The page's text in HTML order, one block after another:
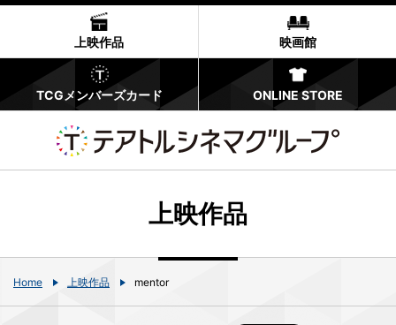
上映作品 映画館
TCGメンバーズカード ONLINE STORE
上映作品
Home 上映作品 mentor